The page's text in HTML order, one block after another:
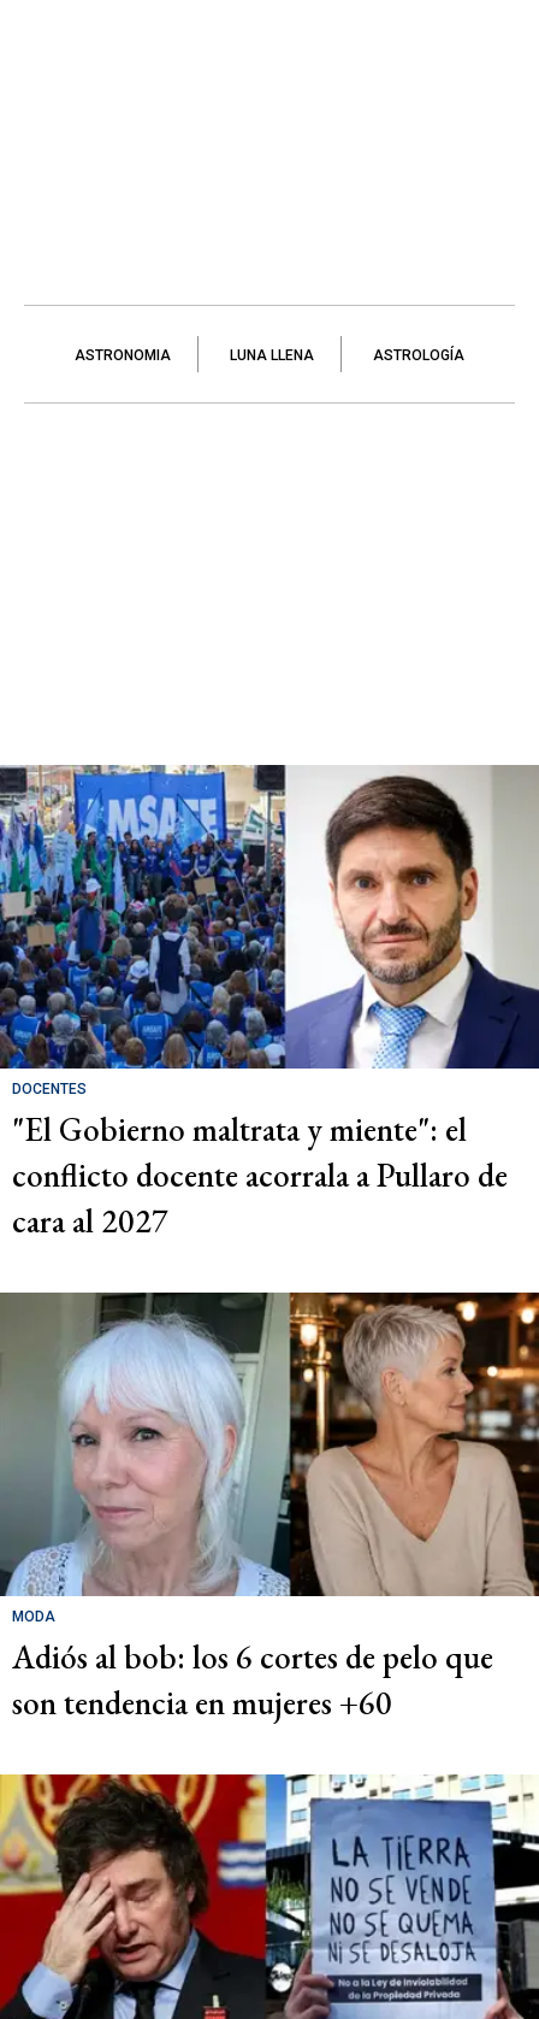
ASTRONOMIA LUNA LLENA ASTROLOGÍA
DOCENTES
"El Gobierno maltrata y miente": el
conflicto docente acorrala a Pullaro de
cara al 2027
MODA
Adiós al bob: los 6 cortes de pelo que
son tendencia en mujeres +60